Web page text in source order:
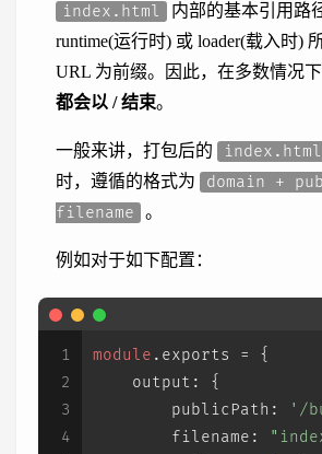
index.html
内部的基本引用路
runtime(运行时) 或 loader(载入时)
URL 为前缀。因此，在多数情况下
都会以 / 结束。
一般来讲，打包后的 index.html
时，遵循的格式为
domain +
filename
。
例如对于如下配置：
1
2
3
4
module . exports
= {
output : {
publicPath : '/
filename :